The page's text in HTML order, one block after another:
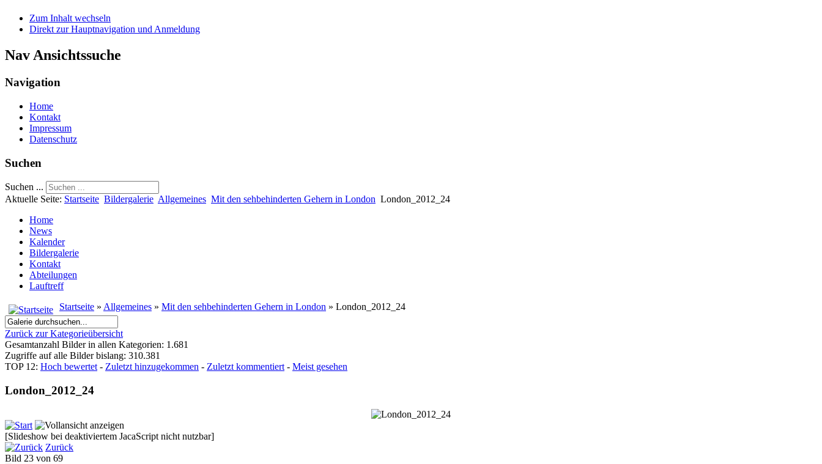
Zum Inhalt wechseln
Direkt zur Hauptnavigation und Anmeldung
Nav Ansichtssuche
Navigation
Home
Kontakt
Impressum
Datenschutz
Suchen
Suchen ...
Aktuelle Seite: Startseite Bildergalerie Allgemeines Mit den sehbehinderten Gehern in London London_2012_24
Home
News
Kalender
Bildergalerie
Kontakt
Abteilungen
Lauftreff
Startseite » Allgemeines » Mit den sehbehinderten Gehern in London » London_2012_24
Zurück zur Kategorieübersicht
Gesamtanzahl Bilder in allen Kategorien: 1.681
Zugriffe auf alle Bilder bislang: 310.381
TOP 12: Hoch bewertet- Zuletzt hinzugekommen - Zuletzt kommentiert- Meist gesehen
London_2012_24
[Slideshow bei deaktiviertem JacaScript nicht nutzbar]
Zurück
Bild 23 von 69